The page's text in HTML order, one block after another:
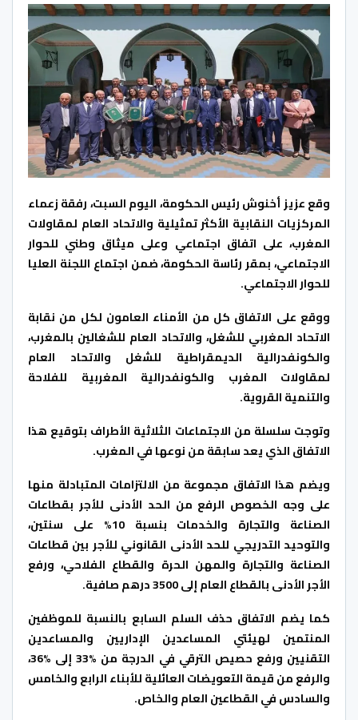
وقع عزيز أخنوش رئيس الحكومة، اليوم السبت، رفقة زعماء
المركزيات النقابية الأكثر تمثيلية والاتحاد العام لمقاولات
المغرب، على اتفاق اجتماعي وعلى ميثاق وطني للحوار
الاجتماعي، بمقر رئاسة الحكومة، ضمن اجتماع اللجنة العليا
للحوار الاجتماعي.
ووقع على الاتفاق كل من الأمناء العامون لكل من نقابة
الاتحاد المغربي للشغل، والاتحاد العام للشغالين بالمغرب،
والكونفدرالية الديمقراطية للشغل والاتحاد العام
لمقاولات المغرب والكونفدرالية المغربية للفلاحة
والتنمية القروية.
وتوجت سلسلة من الاجتماعات الثلاثية الأطراف بتوقيع هذا
الاتفاق الذي يعد سابقة من نوعها في المغرب.
ويضم هذا الاتفاق مجموعة من الالتزامات المتبادلة منها
على وجه الخصوص الرفع من الحد الأدنى للأجر بقطاعات
الصناعة والتجارة والخدمات بنسبة 10% على سنتين،
والتوحيد التدريجي للحد الأدنى القانوني للأجر بين قطاعات
الصناعة والتجارة والمهن الحرة والقطاع الفلاحي، ورفع
الأجر الأدنى بالقطاع العام إلى 3500 درهم صافية.
كما يضم الاتفاق حذف السلم السابع بالنسبة للموظفين
المنتمين لهيئتي المساعدين الإداريين والمساعدين
التقنيين ورفع حصيص الترقي في الدرجة من %33 إلى %36،
والرفع من قيمة التعويضات العائلية للأبناء الرابع والخامس
والسادس في القطاعين العام والخاص.